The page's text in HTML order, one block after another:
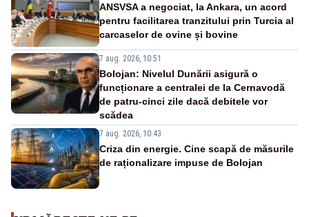
ANSVSA a negociat, la Ankara, un acord
pentru facilitarea tranzitului prin Turcia al
carcaselor de ovine și bovine
7 aug. 2026, 10:51
Bolojan: Nivelul Dunării asigură o
funcționare a centralei de la Cernavodă
de patru-cinci zile dacă debitele vor
scădea
7 aug. 2026, 10:43
Criza din energie. Cine scapă de măsurile
de raționalizare impuse de Bolojan